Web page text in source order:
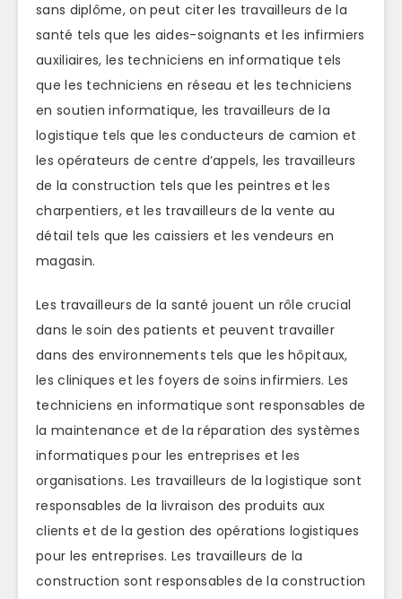
sans diplôme, on peut citer les travailleurs de la
santé tels que les aides-soignants et les infirmiers
auxiliaires, les techniciens en informatique tels
que les techniciens en réseau et les techniciens
en soutien informatique, les travailleurs de la
logistique tels que les conducteurs de camion et
les opérateurs de centre d’appels, les travailleurs
de la construction tels que les peintres et les
charpentiers, et les travailleurs de la vente au
détail tels que les caissiers et les vendeurs en
magasin.
Les travailleurs de la santé jouent un rôle crucial
dans le soin des patients et peuvent travailler
dans des environnements tels que les hôpitaux,
les cliniques et les foyers de soins infirmiers. Les
techniciens en informatique sont responsables de
la maintenance et de la réparation des systèmes
informatiques pour les entreprises et les
organisations. Les travailleurs de la logistique sont
responsables de la livraison des produits aux
clients et de la gestion des opérations logistiques
pour les entreprises. Les travailleurs de la
construction sont responsables de la construction